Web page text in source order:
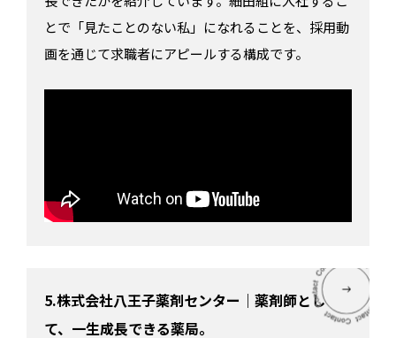
とで「見たことのない私」になれることを、採用動
画を通じて求職者にアピールする構成です。
5.株式会社八王子薬剤センター｜薬剤師とし
て、一生成長できる薬局。